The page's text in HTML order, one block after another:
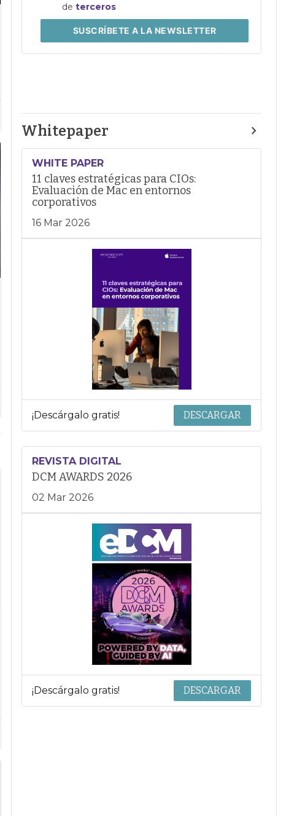
deterceros
SUSCRÍBETEA LA NEWSLETTER
Whitepaper
WHITE PAPER
11 claves estratégicas para CIOs:
Evaluación de Mac en entornos
corporativos
16 Mar 2026
¡Descárgalo gratis! DESCARGAR
REVISTA DIGITAL
DCM AWARDS 2026
02 Mar 2026
¡Descárgalo gratis! DESCARGAR